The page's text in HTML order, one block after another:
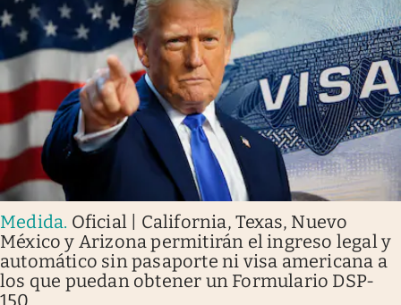
Medida. Oficial | California, Texas, Nuevo
México y Arizona permitirán el ingreso legal y
automático sin pasaporte ni visa americana a
los que puedan obtener un Formulario DSP-
150